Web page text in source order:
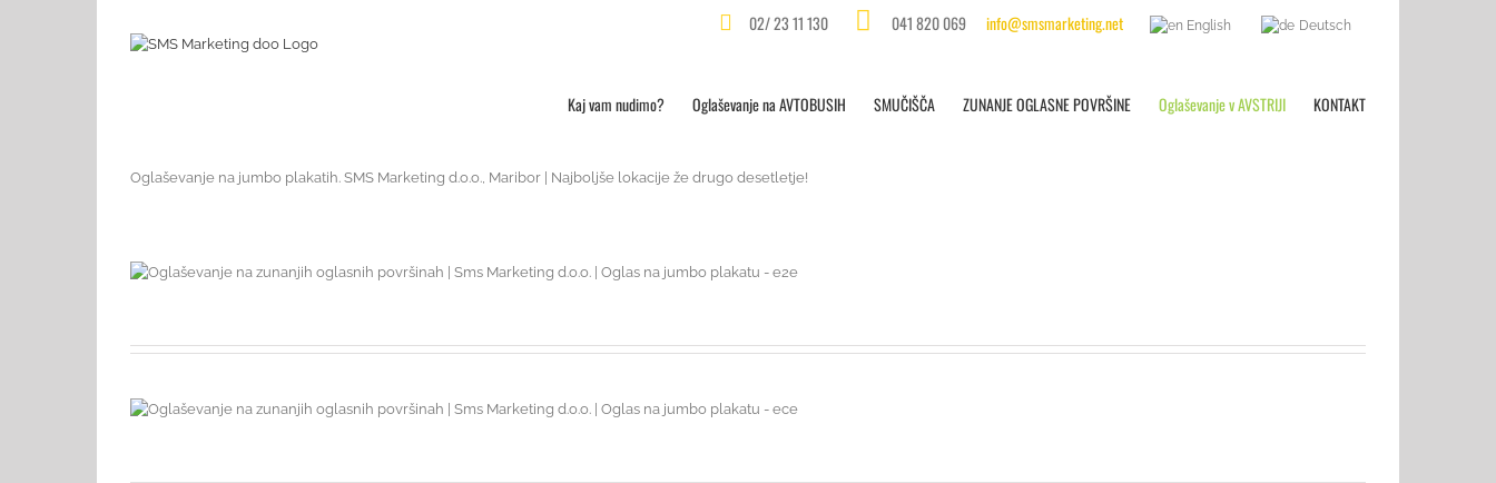
02/ 23 11 130 041 820 069 info@smsmarketing.net English Deutsch
Kaj vam nudimo? Oglaševanje na AVTOBUSIH SMUČIŠČA ZUNANJE OGLASNE POVRŠINE Oglaševanje v AVSTRIJI KONTAKT
Oglaševanje na jumbo plakatih. SMS Marketing d.o.o., Maribor | Najboljše lokacije že drugo desetletje!